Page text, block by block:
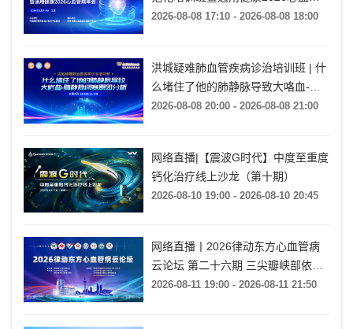
病年会
2026-08-08 17:10 - 2026-08-08 18:00
洪城疑难肺血管疾病诊治培训班 | 什
么堵住了他的肺静脉导致大咯血-肺
静脉闭塞原因分析
2026-08-08 20:00 - 2026-08-08 21:00
网络直播|【震波G时代】中度至重度
钙化治疗线上沙龙（第十期）
2026-08-10 19:00 - 2026-08-10 20:45
网络直播丨2026律动东方心血管病
云论坛 第二十六期 三尖瓣峡部依赖
房扑的心电特征与导管消融
2026-08-11 19:00 - 2026-08-11 21:50